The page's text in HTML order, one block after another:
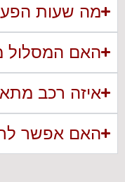
מה שעות
האם המסלול
איזה רכב
האם אפשר